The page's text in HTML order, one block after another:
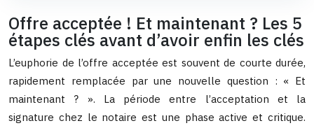
Offre acceptée ! Et maintenant ? Les 5
étapes clés avant d’avoir enfin les clés
L’euphorie de l’offre acceptée est souvent de courte durée,
rapidement remplacée par une nouvelle question : « Et
maintenant ? ». La période entre l’acceptation et la
signature chez le notaire est une phase active et critique.